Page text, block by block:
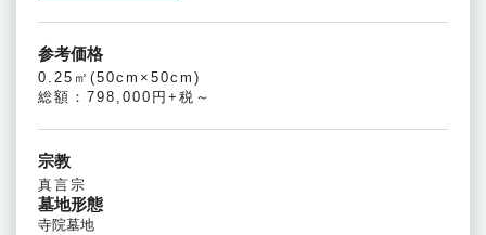
参考価格
0.25㎡(50cm×50cm)
総額：798,000円+税～
宗教
真言宗
墓地形態
寺院墓地